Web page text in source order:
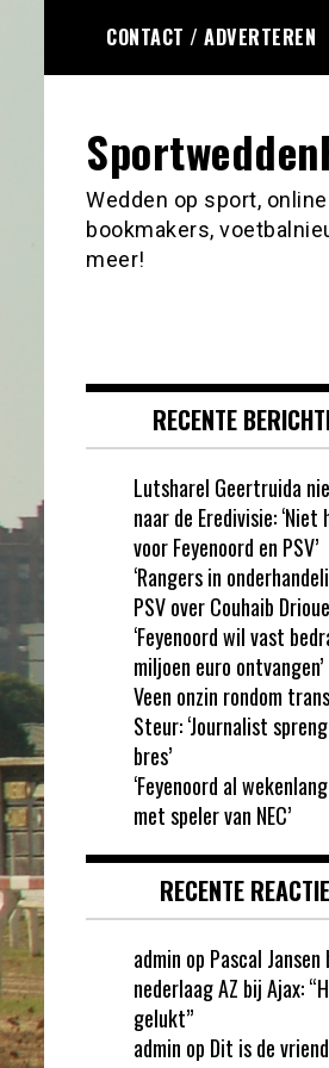
de
CONTACT / ADVERTEREN
Wedden op sport, online
bookmakers,
meer!
RECENTE
Lutsharel Geertruida
naar de Eredivisie: ‘Niet
voor Feyenoord en PSV’
‘Rangers in
PSV over Couhaib
‘Feyenoord wil vast
miljoen euro ontvangen’
Veen onzin rondom
Steur: ‘Journalist
bres’
‘Feyenoord al
met speler van NEC’
RECENTE
admin op Pascal
nederlaag AZ bij Ajax:
gelukt”
admin op Dit is de